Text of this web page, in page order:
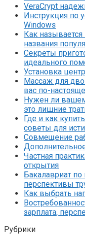
VeraCrypt
Инструкция по
Windows
Как
названия
Секреты
идеального
Установка
Массаж для
вас по-
Нужен ли
это лишние
Где и как
советы для
Совмещение
Частная
открытия
Бакалавриат по
перспективы
Как выбрать
зарплата,
Рубрики